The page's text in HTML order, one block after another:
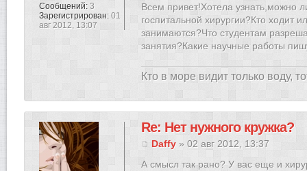
Всем привет!Хотела узнать,можно
госпитальной хирургии?Кто ходит
занимаются?Что студентам
занятия?Какие научные работы
Кто в море видит только воду,
Сообщений: 3
Зарегистрирован: 01
авг 2012, 13:07
Re: Нет нужного кружка?
Daffy » 02 авг 2012, 13:37
А смысл так рано? У вас еще и